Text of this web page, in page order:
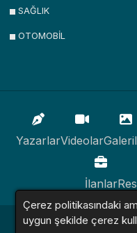
SAĞLIK
OTOMOBİL
YazarlarVideolar
İlanlar
Haber Sitesi © 2016 -
Çerez politikasındaki
uygun şekilde çerez